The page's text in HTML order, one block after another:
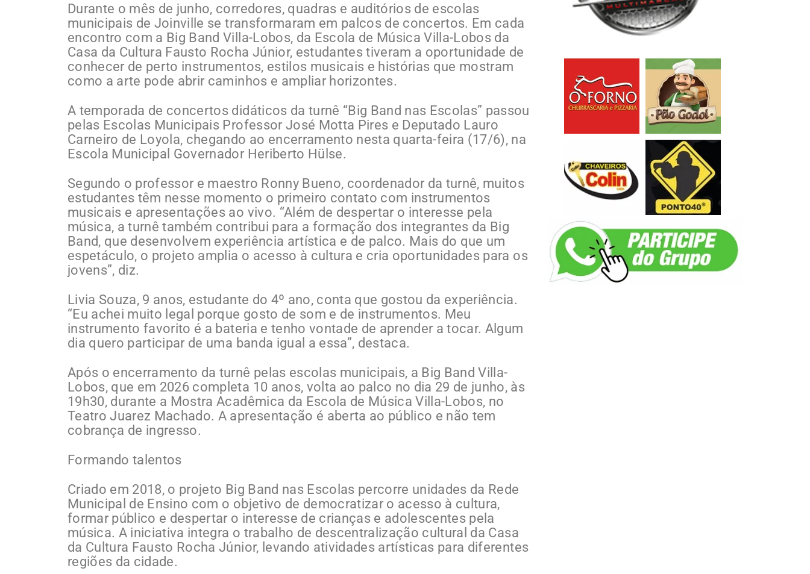
Durante o mês de junho, corredores, quadras e auditórios de escolas
municipais de Joinville se transformaram em palcos de concertos. Em cada
encontro com a Big Band Villa-Lobos, da Escola de Música Villa-Lobos da
Casa da Cultura Fausto Rocha Júnior, estudantes tiveram a oportunidade de
conhecer de perto instrumentos, estilos musicais e histórias que mostram
como a arte pode abrir caminhos e ampliar horizontes.
A temporada de concertos didáticos da turnê “Big Band nas Escolas” passou
pelas Escolas Municipais Professor José Motta Pires e Deputado Lauro
Carneiro de Loyola, chegando ao encerramento nesta quarta-feira (17/6), na
Escola Municipal Governador Heriberto Hülse.
Segundo o professor e maestro Ronny Bueno, coordenador da turnê, muitos
estudantes têm nesse momento o primeiro contato com instrumentos
musicais e apresentações ao vivo. “Além de despertar o interesse pela
música, a turnê também contribui para a formação dos integrantes da Big
Band, que desenvolvem experiência artística e de palco. Mais do que um
espetáculo, o projeto amplia o acesso à cultura e cria oportunidades para os
jovens”, diz.
Livia Souza, 9 anos, estudante do 4º ano, conta que gostou da experiência.
“Eu achei muito legal porque gosto de som e de instrumentos. Meu
instrumento favorito é a bateria e tenho vontade de aprender a tocar. Algum
dia quero participar de uma banda igual a essa”, destaca.
Após o encerramento da turnê pelas escolas municipais, a Big Band Villa-
Lobos, que em 2026 completa 10 anos, volta ao palco no dia 29 de junho, às
19h30, durante a Mostra Acadêmica da Escola de Música Villa-Lobos, no
Teatro Juarez Machado. A apresentação é aberta ao público e não tem
cobrança de ingresso.
Formando talentos
Criado em 2018, o projeto Big Band nas Escolas percorre unidades da Rede
Municipal de Ensino com o objetivo de democratizar o acesso à cultura,
formar público e despertar o interesse de crianças e adolescentes pela
música. A iniciativa integra o trabalho de descentralização cultural da Casa
da Cultura Fausto Rocha Júnior, levando atividades artísticas para diferentes
regiões da cidade.